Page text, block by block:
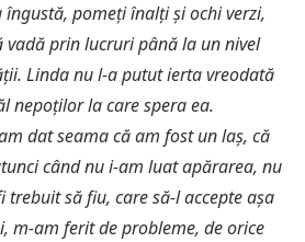
pomeți înalți și ochi verzi,
vadă prin lucruri până la un nivel
Linda nu l-a putut ierta vreodată
nepoților la care spera ea.
dat seama că am fost un laș, că
când nu i-am luat apărarea, nu
să fiu, care să-l accepte așa
m-am ferit de probleme, de orice